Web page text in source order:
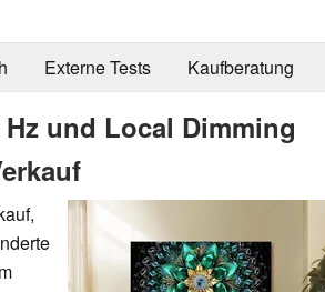
Externe Tests Kaufberatung
und Local Dimming